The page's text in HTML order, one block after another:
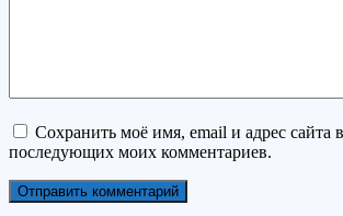
Сохранить моё имя, email и адрес сайта
последующих моих комментариев.